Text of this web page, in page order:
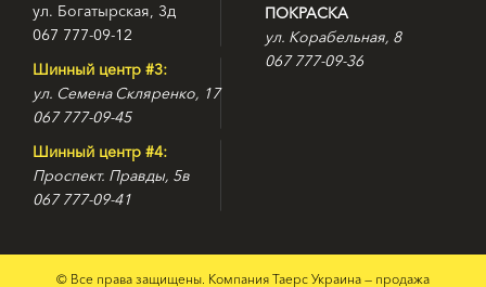
ул. Богатырская, 3д
067 777-09-12
Шинный центр #3:
ул. Семена Скляренко, 17
067 777-09-45
Шинный центр #4:
Проспект. Правды, 5в
067 777-09-41
ПОКРАСКА
ул. Корабельная, 8
067 777-09-36
© Все права защищены. Компания Таерс Украина — продажа